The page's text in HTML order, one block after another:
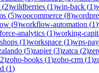
(2)wildberries (1)win-back (1)
(5)woocommerce (8)
(9)workflow-automation (1)
analytics (1)working-
(1)workspace (1)wps-
(5)zapier(3)zatca (2)
2)zoho-books (1)zoho-crm (1)
(1)